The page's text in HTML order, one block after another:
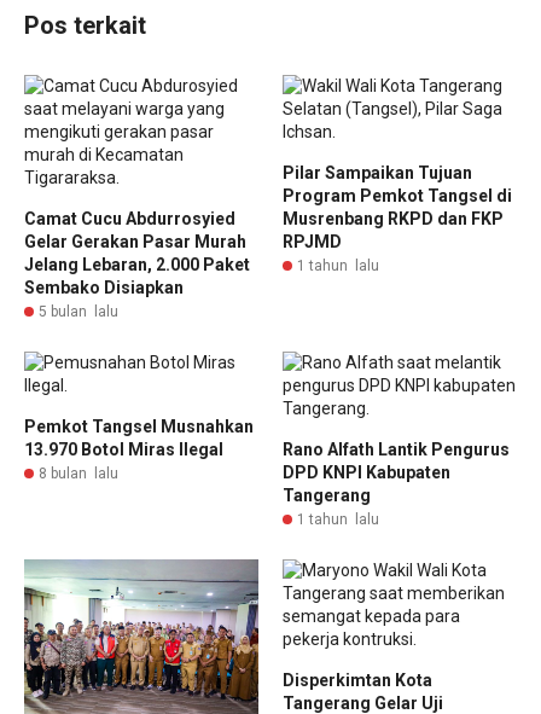
Pos terkait
Camat Cucu Abdurrosyied
Gelar Gerakan Pasar Murah
Jelang Lebaran, 2.000 Paket
Sembako Disiapkan
5 bulan lalu
Pilar Sampaikan Tujuan
Program Pemkot Tangsel di
Musrenbang RKPD dan FKP
RPJMD
1 tahun lalu
Pemkot Tangsel Musnahkan
13.970 Botol Miras Ilegal
8 bulan lalu
Rano Alfath Lantik Pengurus
DPD KNPI Kabupaten
Tangerang
1 tahun lalu
Disperkimtan Kota
Tangerang Gelar Uji